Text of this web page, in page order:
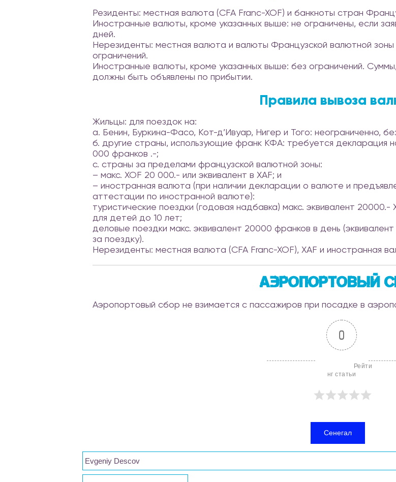
Резиденты: местная валюта (CFA Franc-XOF) и банкноты стран
Иностранные валюты, кроме указанных выше: не ограничены, если
дней.
Нерезиденты: местная валюта и валюты Французской валютной
ограничений.
Иностранные валюты, кроме указанных выше: без ограничений.
должны быть объявлены по прибытии.
Правила вывоза
Жильцы: для поездок на:
а. Бенин, Буркина-Фасо, Кот-д’Ивуар, Нигер и Того: неограниченно,
б. другие страны, использующие франк КФА: требуется
000 франков .-;
с. страны за пределами французской валютной зоны:
– макс. XOF 20 000.- или эквивалент в XAF; и
– иностранная валюта (при наличии декларации о валюте и
аттестации по иностранной валюте):
туристические поездки (годовая надбавка) макс. эквивалент 20000.-
для детей до 10 лет;
деловые поездки макс. эквивалент 20000 франков в день
за поездку).
Нерезиденты: местная валюта (CFA Franc-XOF), XAF и иностранная
Аэропортовый
Аэропортовый сбор не взимается с пассажиров при посадке в
0
нг статьи
Сенегал
Evgeniy Descov